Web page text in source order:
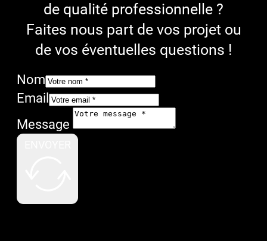
de qualité professionnelle ?
Faites nous part de vos projet ou
de vos éventuelles questions !
Nom
Email
Message